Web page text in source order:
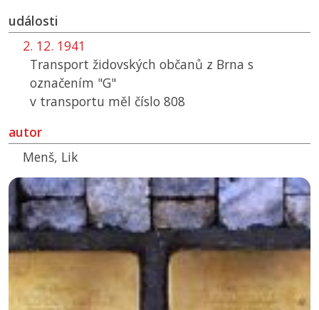
události
2. 12. 1941
Transport židovských občanů z Brna s
označením "G"
v transportu měl číslo 808
autor
Menš, Lik